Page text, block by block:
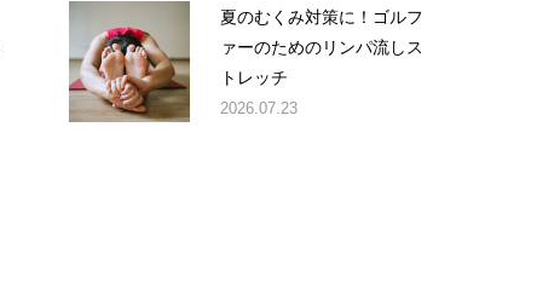
夏のむくみ対策に！ゴルフ
ァーのためのリンパ流しス
トレッチ
2026.07.23